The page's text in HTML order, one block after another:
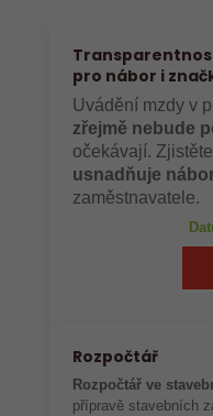
pro nábor i
Uvádění mzdy v
zřejmě nebude
očekávají.
usnadňuje
zaměstnavatele.
Rozpočtář
Rozpočtář ve
přípravě stavebních